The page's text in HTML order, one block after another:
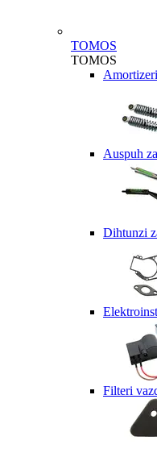
TOMOS
TOMOS
Auspuh
Dihtunzi
Filteri